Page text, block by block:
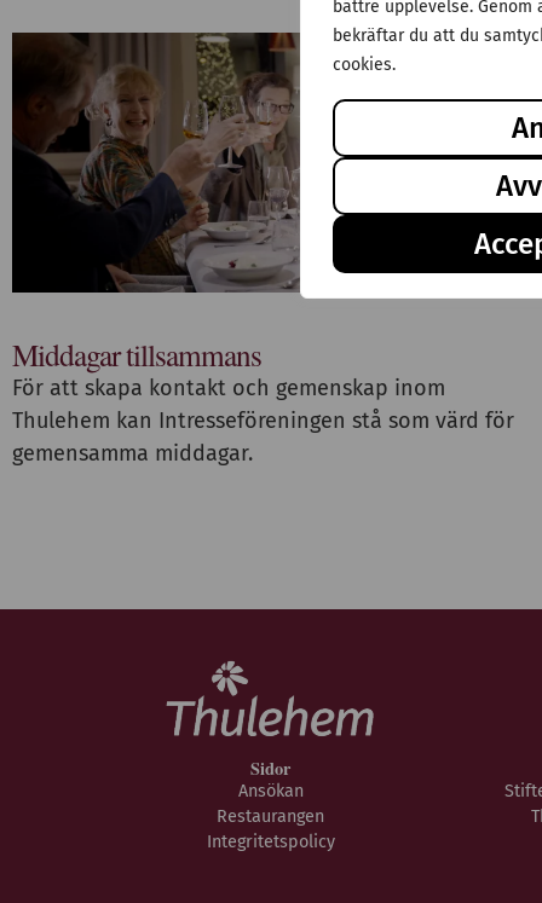
bättre upplevelse.
bekräftar du att du
cookies.
Middagar tillsammans
För att skapa kontakt och gemenskap inom
Thulehem kan Intresseföreningen stå som värd för
gemensamma middagar.
Sidor
Ansökan
Restaurangen
Integritetspolicy